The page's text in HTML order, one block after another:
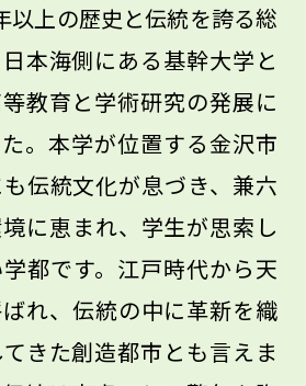
しいです。
以上の歴史と伝統を誇る総
本海側にある基幹大学と
教育と学術研究の発展に
。本学が位置する金沢市
伝統文化が息づき、兼六
に恵まれ、学生が思索し
都です。江戸時代から天
れ、伝統の中に革新を織
きた創造都市とも言えま